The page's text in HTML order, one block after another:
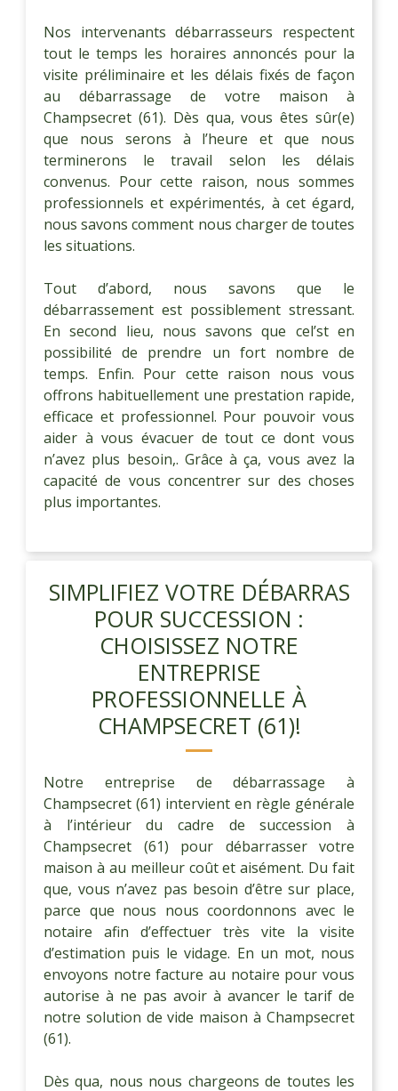
Nos intervenants débarrasseurs respectent
tout le temps les horaires annoncés pour la
visite préliminaire et les délais fixés de façon
au débarrassage de votre maison à
Champsecret (61). Dès qua, vous êtes sûr(e)
que nous serons à l’heure et que nous
terminerons le travail selon les délais
convenus. Pour cette raison, nous sommes
professionnels et expérimentés, à cet égard,
nous savons comment nous charger de toutes
les situations.
Tout d’abord, nous savons que le
débarrassement est possiblement stressant.
En second lieu, nous savons que cel’st en
possibilité de prendre un fort nombre de
temps. Enfin. Pour cette raison nous vous
offrons habituellement une prestation rapide,
efficace et professionnel. Pour pouvoir vous
aider à vous évacuer de tout ce dont vous
n’avez plus besoin,. Grâce à ça, vous avez la
capacité de vous concentrer sur des choses
plus importantes.
SIMPLIFIEZ VOTRE DÉBARRAS
POUR SUCCESSION :
CHOISISSEZ NOTRE
ENTREPRISE
PROFESSIONNELLE À
CHAMPSECRET (61)!
Notre entreprise de débarrassage à
Champsecret (61) intervient en règle générale
à l’intérieur du cadre de succession à
Champsecret (61) pour débarrasser votre
maison à au meilleur coût et aisément. Du fait
que, vous n’avez pas besoin d’être sur place,
parce que nous nous coordonnons avec le
notaire afin d’effectuer très vite la visite
d’estimation puis le vidage. En un mot, nous
envoyons notre facture au notaire pour vous
autorise à ne pas avoir à avancer le tarif de
notre solution de vide maison à Champsecret
(61).
Dès qua, nous nous chargeons de toutes les